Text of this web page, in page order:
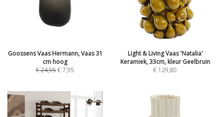
Goossens Vaas Hermann, Vaas 31
cm hoog
€24,95€7,95
Light & Living Vaas 'Natalia'
Keramiek, 33cm, kleur Geelbruin
€ 129,80